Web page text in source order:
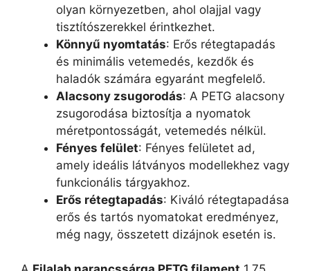
olyan környezetben, ahol olajjal vagy
tisztítószerekkel érintkezhet.
Könnyű nyomtatás: Erős rétegtapadás
és minimális vetemedés, kezdők és
haladók számára egyaránt megfelelő.
Alacsony zsugorodás: A PETG alacsony
zsugorodása biztosítja a nyomatok
méretpontosságát, vetemedés nélkül.
Fényes felület: Fényes felületet ad,
amely ideális látványos modellekhez vagy
funkcionális tárgyakhoz.
Erős rétegtapadás: Kiváló rétegtapadása
erős és tartós nyomatokat eredményez,
még nagy, összetett dizájnok esetén is.